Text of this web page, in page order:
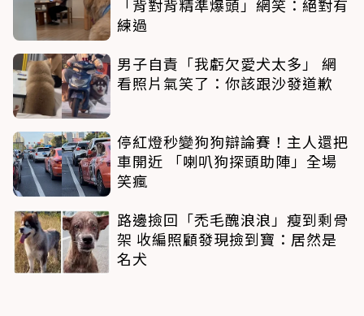
「背對背精準爆頭」網笑：絕對有
練過
男子自責「我虧欠愛犬太多」 網
看照片氣笑了：你該跟沙發道歉
停紅燈秒變狗狗辯論賽！主人還把
車開近 「喇叭狗探頭助陣」全場
笑瘋
路邊撿回「禿毛醜浪浪」瘦到剩骨
架 收編照顧發現撿到寶：居然是
名犬